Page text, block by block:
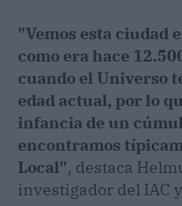
"Vemos esta ciudad
como era hace
cuando el Universo
edad actual, por lo
infancia de un
encontramos
Local", destaca
investigador del IAC